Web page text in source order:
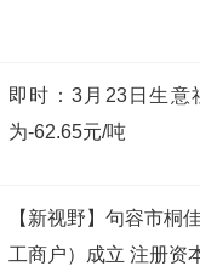
即时：3月23日生意
为-62.65元/吨
【新视野】句容市桐
工商户）成立 注册资